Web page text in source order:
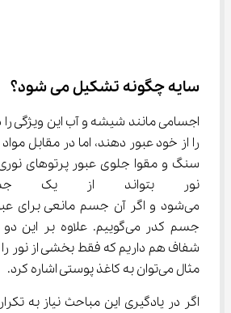
سایه چگونه تشکیل می شود؟
اجسامی مانند شیشه و آب این ویژگی را
را از خود عبور دهند، اما در مقابل
نور بتواند از
می‌شود و اگر آن جسم مانعی برای
جسم کدر می‌گوییم. علاوه بر
مثال می‌توان به کاغذ پوستی اشاره کرد.
اگر در یادگیری این مباحث نیاز به